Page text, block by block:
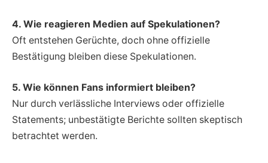
4. Wie reagieren Medien auf Spekulationen?
Oft entstehen Gerüchte, doch ohne offizielle
Bestätigung bleiben diese Spekulationen.
5. Wie können Fans informiert bleiben?
Nur durch verlässliche Interviews oder offizielle
Statements; unbestätigte Berichte sollten skeptisch
betrachtet werden.